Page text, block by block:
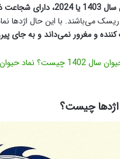
به نفس بالا است
می‌باشند. با این حال اژدها
چیست؟